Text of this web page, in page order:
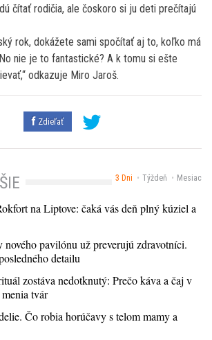
čítať rodičia, ale čoskoro si ju deti prečítajú
rok, dokážete sami spočítať aj to, koľko má
nie je to fantastické? A k tomu si ešte
odkazuje Miro Jaroš.
Zdieľať
3 Dni Týždeň Mesiac
na Liptove: čaká vás deň plný kúziel a
nového pavilónu už preverujú zdravotníci.
detailu
zostáva nedotknutý: Prečo káva a čaj v
tvár
Čo robia horúčavy s telom mamy a